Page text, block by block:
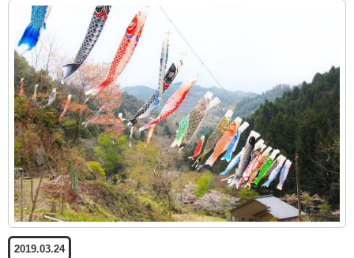
2019.03.24